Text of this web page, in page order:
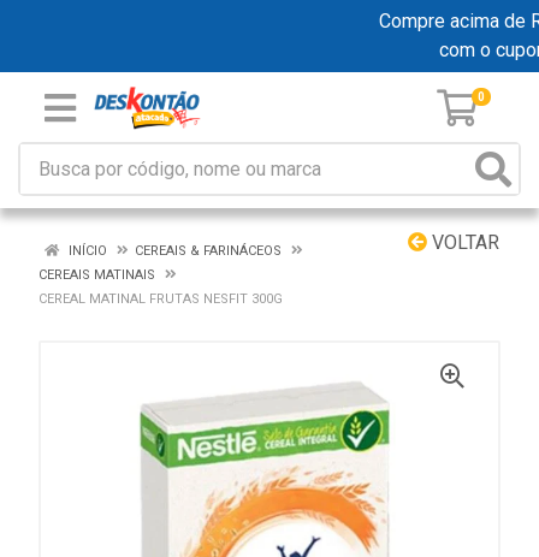
Compre acima de
com o
0
VOLTAR
INÍCIO
CEREAIS & FARINÁCEOS
CEREAIS MATINAIS
CEREAL MATINAL FRUTAS NESFIT 300G